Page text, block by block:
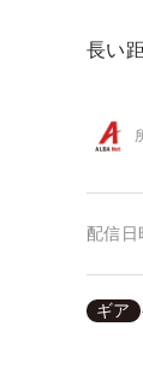
長い
配信日
ギア